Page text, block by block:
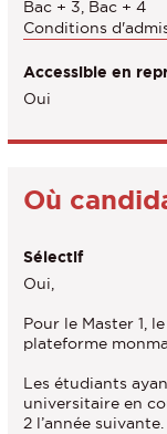
Bac + 3, Bac + 4
Conditions
Accessible en
Oui
Où
Sélectif
Oui,
Pour le Master 1,
plateforme
Les étudiants
universitaire en
2 l’année suivante.